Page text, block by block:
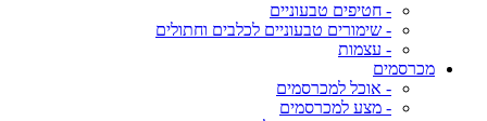
- חטיפים טבעוניים
- שימורים טבעוניים לכלבים וחתולים
- עצמות
מכרסמים
- אוכל למכרסמים
- מצע למכרסמים